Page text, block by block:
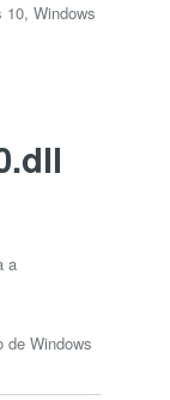
Windows
a
de Windows